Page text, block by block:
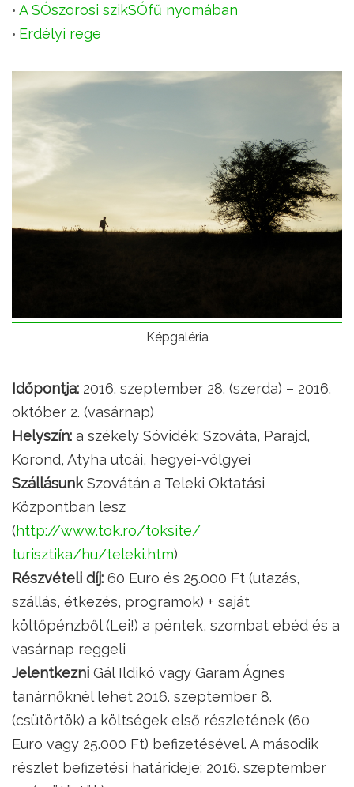
A SÓszorosi szikSÓfű nyomában
Erdélyi rege
Képgaléria
Időpontja: 2016. szeptember 28. (szerda) – 2016.
október 2. (vasárnap)
Helyszín: a székely Sóvidék: Szováta, Parajd,
Korond, Atyha utcái, hegyei-völgyei
SzállásunkSzovátán a Teleki Oktatási
Központban lesz
(http://www.tok.ro/toksite/
turisztika/hu/teleki.htm)
Részvételi díj: 60 Euro és 25.000 Ft (utazás,
szállás, étkezés, programok) + saját
költőpénzből (Lei!) a péntek, szombat ebéd és a
vasárnap reggeli
Jelentkezni Gál Ildikó vagy Garam Ágnes
tanárnőknél lehet 2016. szeptember 8.
(csütörtök) a költségek első részletének (60
Euro vagy 25.000 Ft) befizetésével. A második
részlet befizetési határideje: 2016. szeptember